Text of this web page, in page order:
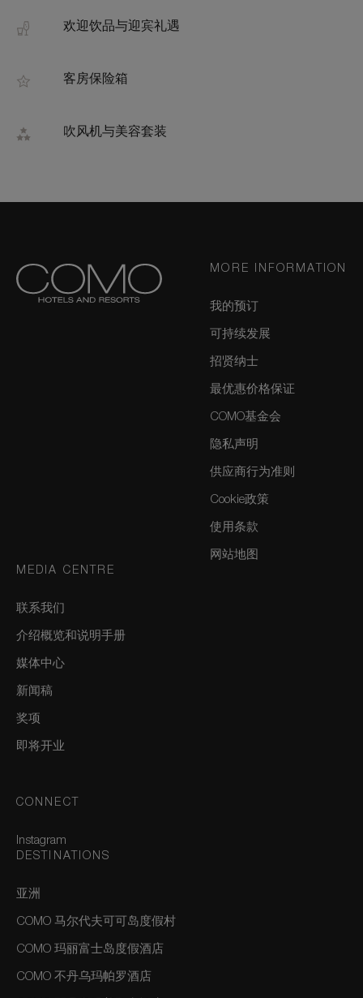
欢迎饮品与迎宾礼遇
客房保险箱
吹风机与美容套装
MORE INFORMATION
我的预订
可持续发展
招贤纳士
最优惠价格保证
COMO基金会
隐私声明
供应商行为准则
Cookie政策
使用条款
网站地图
MEDIA CENTRE
联系我们
介绍概览和说明手册
媒体中心
新闻稿
奖项
即将开业
CONNECT
Instagram
DESTINATIONS
亚洲
COMO 马尔代夫可可岛度假村
COMO 玛丽富士岛度假酒店
COMO 不丹乌玛帕罗酒店